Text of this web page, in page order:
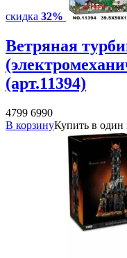
скидка 32%
Ветряная
(арт.11394)
4799 6990
В корзинуКупить в один